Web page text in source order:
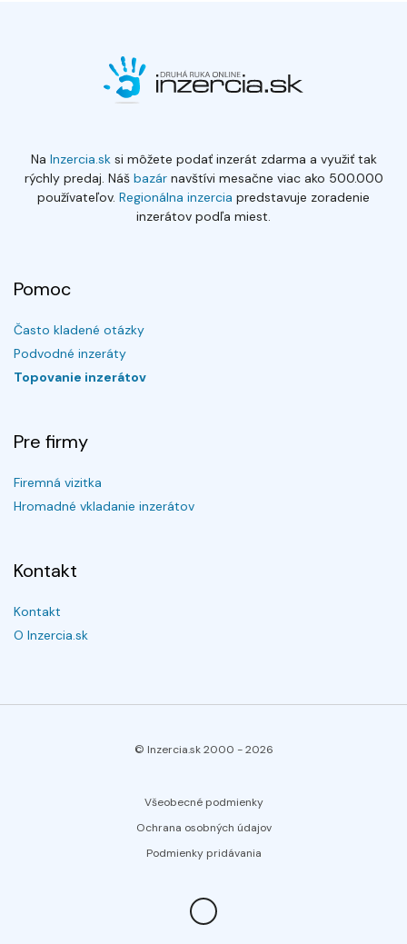
Na Inzercia.sksi môžete podať inzerát zdarma a využiť tak
rýchly predaj. Náš bazárnavštívi mesačne viac ako 500.000
používateľov. Regionálna inzercia predstavuje zoradenie
inzerátov podľa miest.
Pomoc
Často kladené otázky
Podvodné inzeráty
Topovanie inzerátov
Pre firmy
Firemná vizitka
Hromadné vkladanie inzerátov
Kontakt
Kontakt
O Inzercia.sk
© Inzercia.sk 2000 -2026
Všeobecné podmienky
Ochrana osobných údajov
Podmienky pridávania